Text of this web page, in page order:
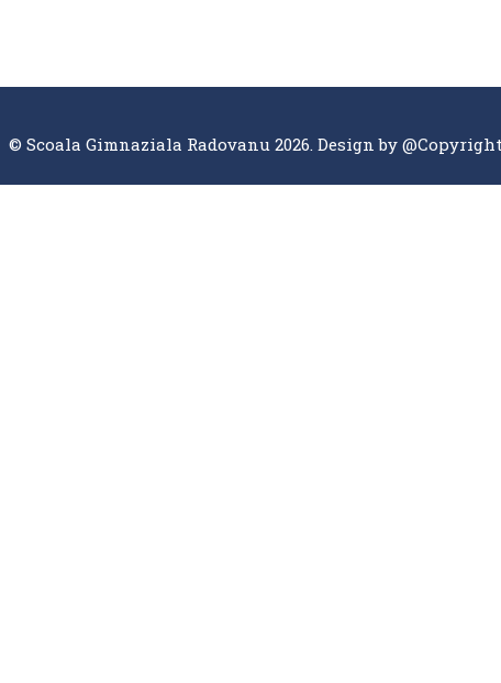
© Scoala Gimnaziala Radovanu 2026. Design by @Copyright